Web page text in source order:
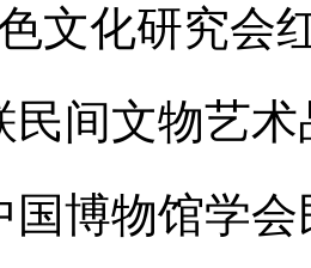
化研究会
民间文物艺
国博物馆学